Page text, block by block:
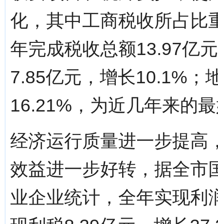
化，其中工商税收所占比
年完成税收总额13.97亿
7.85亿元，增长10.1%；
16.21%，为近几年来的
经济运行质量进一步提高
效益进一步好转，据全市
业企业统计，全年实现利